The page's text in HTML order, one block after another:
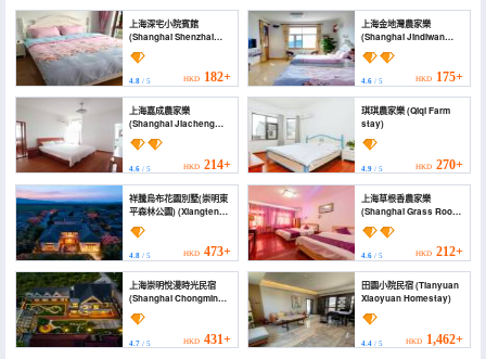
上海深宅小院賓館
(Shanghai Shenzhai
Xiaoyuan Hotel)
4.8 / 5 HKD 182+
上海金地灣農家樂
(Shanghai Jindiwan
Farm Stay)
4.6/ 5 HKD 175+
上海嘉成農家樂
(Shanghai Jiacheng
Farm Stay)
4.6 / 5 HKD 214+
琪琪農家樂 (Qiqi Farm
stay)
4.9/ 5 HKD 270+
祥騰烏布花園別墅(崇明東
平森林公園) (Xiangteng
Ubud Garden Villa)
4.8 / 5 HKD 473+
上海草根香農家樂
(Shanghai Grass Root
Xiangnongjiale)
4.6/ 5 HKD 212+
上海崇明悅漫時光民宿
(Shanghai Chongming
Yueman Shiguang
Homestay)
4.7 / 5 HKD 431+
田園小院民宿 (Tianyuan
Xiaoyuan Homestay)
4.4/ 5 HKD 1,462+